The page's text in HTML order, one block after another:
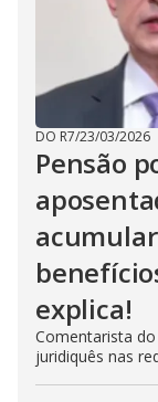
DO R7/23/03/2026
Pensão
explica!
Comentarista
juridiquês nas